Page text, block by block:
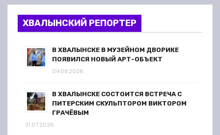
ХВАЛЫНСКИЙ РЕПОРТЕР
В ХВАЛЫНСКЕ В МУЗЕЙНОМ ДВОРИКЕ
ПОЯВИЛСЯ НОВЫЙ АРТ-ОБЪЕКТ
04.08.2026
В ХВАЛЫНСКЕ СОСТОИТСЯ ВСТРЕЧА С
ПИТЕРСКИМ СКУЛЬПТОРОМ ВИКТОРОМ
ГРАЧЁВЫМ
31.07.2026